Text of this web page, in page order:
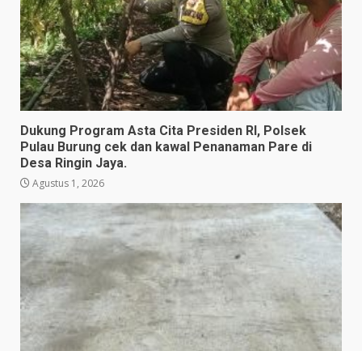
Dukung Program Asta Cita Presiden RI, Polsek
Pulau Burung cek dan kawal Penanaman Pare di
Desa Ringin Jaya.
Agustus 1, 2026